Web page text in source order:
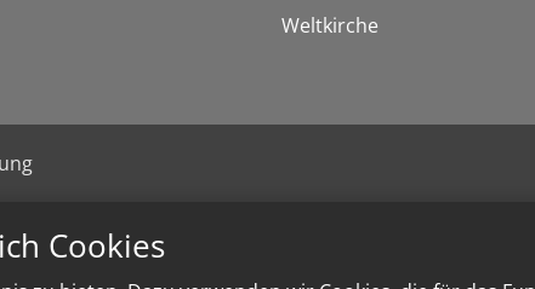
Cookies
Weltkirche